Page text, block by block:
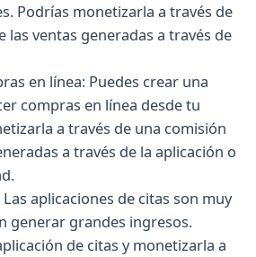
Podrías monetizarla a través de
las ventas generadas a través de
en línea: Puedes crear una
compras en línea desde tu
a través de una comisión
a través de la aplicación o
aplicaciones de citas son muy
generar grandes ingresos.
de citas y monetizarla a